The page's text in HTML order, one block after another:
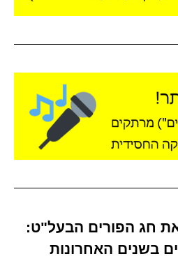
חג הפורים הבעל"ט:
בשנים האחרונות